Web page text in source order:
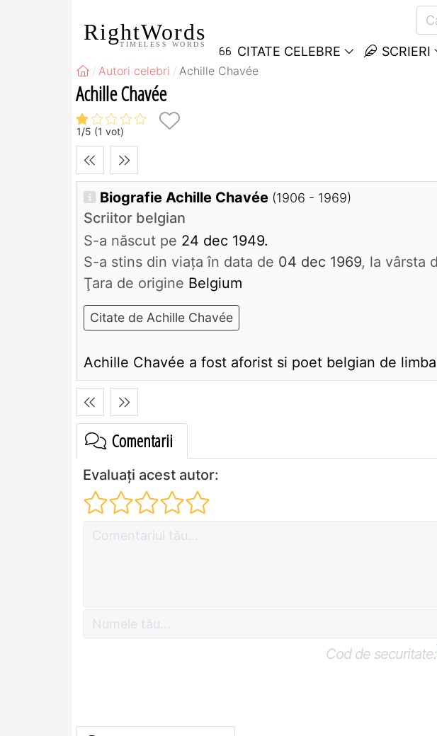
RightWords
TIMELESS WORDS CITATE CELEBRE SCRIERI
Autori celebri Achille Chavée
Achille Chavée
1/5 (1 vot)
Biografie Achille Chavée (1906 - 1969)
Scriitor belgian
S-a născut pe 24 dec 1949.
S-a stins din viaţa în data de 04 dec 1969, la vârsta
Ţara de origine Belgium
Citate de Achille Chavée
Achille Chavée a fost aforist si poet belgian de
Comentarii
Evaluați acest autor:
Cod de securitate: